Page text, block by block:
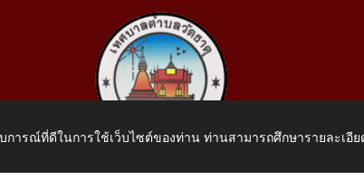
ารณ์ที่ดีในการใช้เว็บไซต์ของท่าน ท่านสามารถศึกษารายละเอี